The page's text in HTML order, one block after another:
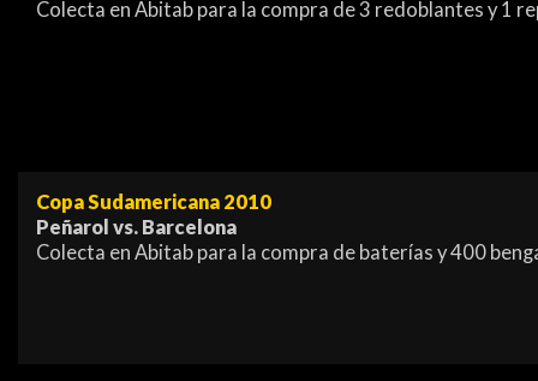
Colecta en Abitab para la compra de 3 redoblantes y 1
Copa Sudamericana 2010
Peñarol vs. Barcelona
Colecta en Abitab para la compra de baterías y 400